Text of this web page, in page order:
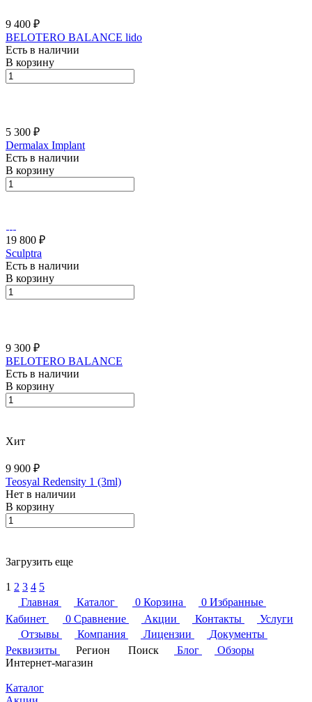
9 400 ₽
BELOTERO BALАNCE lido
Есть в наличии
В корзину
5 300 ₽
Dermalax Implant
Есть в наличии
В корзину
19 800 ₽
Sculptra
Есть в наличии
В корзину
9 300 ₽
BELOTERO BALАNCE
Есть в наличии
В корзину
Хит
9 900 ₽
Teosyal Redensity 1 (3ml)
Нет в наличии
В корзину
Загрузить еще
1 2 3 4 5
Главная
Каталог 0 Корзина 0 Избранные
Кабинет
0 Сравнение Акции Контакты
Услуги
Отзывы
Компания Лицензии
Документы
Реквизиты
Регион Поиск Блог
Обзоры
Интернет-магазин
Каталог